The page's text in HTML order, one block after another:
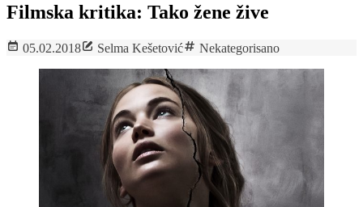
Filmska kritika: Tako žene žive
05.02.2018 Selma Kešetović Nekategorisano